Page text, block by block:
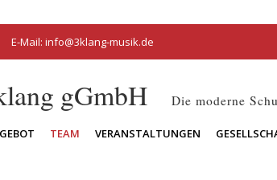
E-Mail: info@3klang-musik.de
gGmbH Die moderne
TEAM VERANSTALTUNGEN